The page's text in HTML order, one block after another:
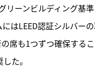
ーンビルディング基
はLEED認証シルバー
席も1つずつ確保する
た。